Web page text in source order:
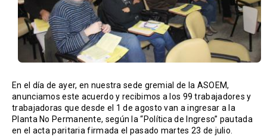
En el día de ayer, en nuestra sede gremial de la ASOEM,
anunciamos este acuerdo y recibimos a los 99 trabajadores y
trabajadoras que desde el 1 de agosto van a ingresar a la
Planta No Permanente, según la “Política de Ingreso” pautada
en el acta paritaria firmada el pasado martes 23 de julio.